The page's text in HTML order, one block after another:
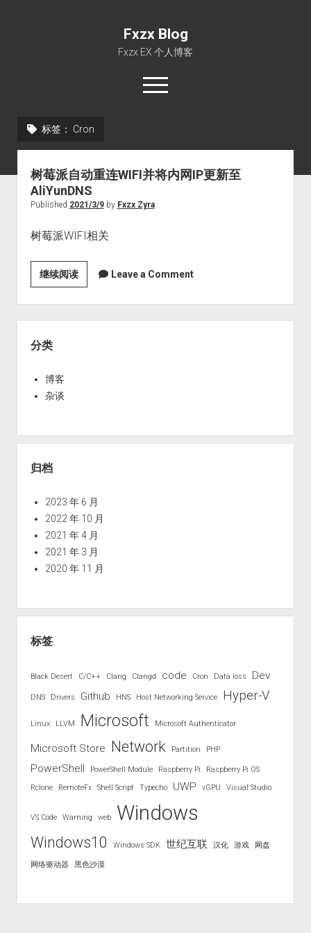
Fxzx Blog
Fxzx EX 个人博客
open
menu
文章
关于
标签： Cron
树莓派自动重连WIFI并将内网IP更新至
AliYunDNS
Published 2021/3/9by Fxzx Zyra
树莓派WIFI相关
继续阅读树
莓
派
自
新
至
AliYunDNS
Leave a Comment
分类
博客
杂谈
归档
2023 年 6 月
2022 年 10 月
2021 年 4 月
2021 年 3 月
2020 年 11 月
标签
Black Desert C/C++ Clang Clangd code Cron Data loss Dev
DNS Drivers Github HNS Host Networking Service Hyper-V
Linux LLVM Microsoft Microsoft Authenticator
Microsoft Store Network Partition PHP
PowerShell PowerShell Module Raspberry Pi
Raspberry Pi OS
Rclone
RemoteFx Shell Script Typecho UWP vGPU Visual Studio
VS Code Warning web Windows
Windows10 Windows SDK 世纪互联 汉化 游戏 网盘
网络驱动器 黑色沙漠